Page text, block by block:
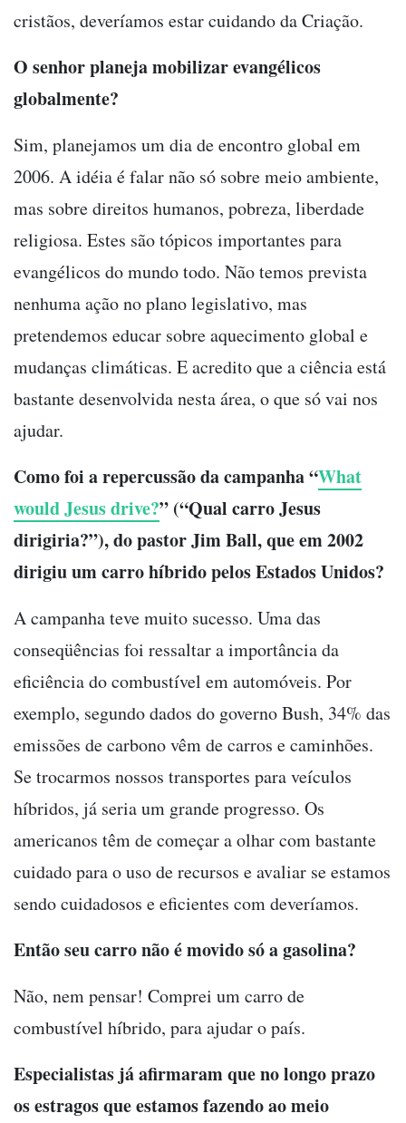
cristãos, deveríamos estar cuidando da Criação.
O senhor planeja mobilizar evangélicos
globalmente?
Sim, planejamos um dia de encontro global em
2006. A idéia é falar não só sobre meio ambiente,
mas sobre direitos humanos, pobreza, liberdade
religiosa. Estes são tópicos importantes para
evangélicos do mundo todo. Não temos prevista
nenhuma ação no plano legislativo, mas
pretendemos educar sobre aquecimento global e
mudanças climáticas. E acredito que a ciência está
bastante desenvolvida nesta área, o que só vai nos
ajudar.
Como foi a repercussão da campanha “What
would Jesus drive?” (“Qual carro Jesus
dirigiria?”), do pastor Jim Ball, que em 2002
dirigiu um carro híbrido pelos Estados Unidos?
A campanha teve muito sucesso. Uma das
conseqüências foi ressaltar a importância da
eficiência do combustível em automóveis. Por
exemplo, segundo dados do governo Bush, 34% das
emissões de carbono vêm de carros e caminhões.
Se trocarmos nossos transportes para veículos
híbridos, já seria um grande progresso. Os
americanos têm de começar a olhar com bastante
cuidado para o uso de recursos e avaliar se estamos
sendo cuidadosos e eficientes com deveríamos.
Então seu carro não é movido só a gasolina?
Não, nem pensar! Comprei um carro de
combustível híbrido, para ajudar o país.
Especialistas já afirmaram que no longo prazo
os estragos que estamos fazendo ao meio